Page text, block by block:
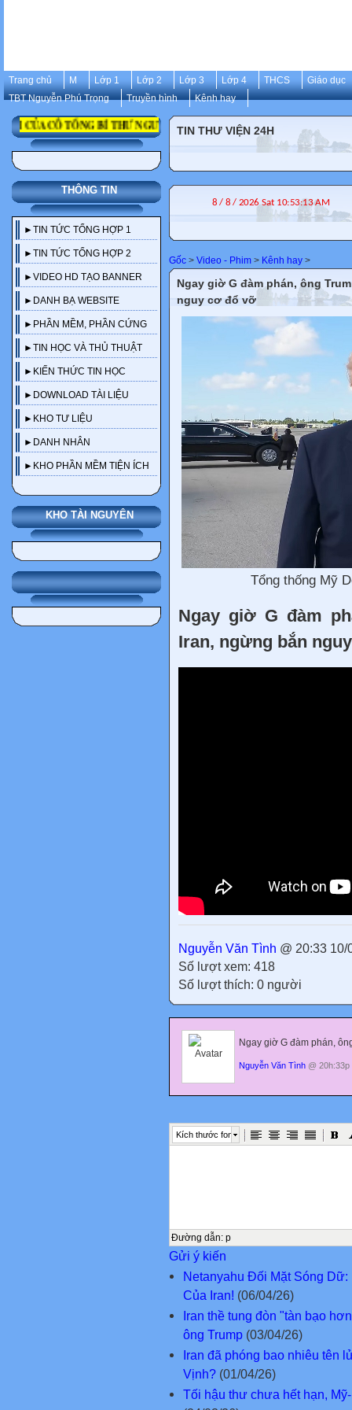
Trang chủ M Lớp 1 Lớp 2 Lớp 3 Lớp 4 THCS
Giáo dục
TBT Nguyễn Phú Trọng
Truyền hình Kênh hay
CỦA CỐ TỔNG BÍ THƯ NGUYỄN PHÚ TRỌNG
THÔNG TIN
►TIN TỨC TỔNG HỢP 1
►TIN TỨC TỔNG HỢP 2
►VIDEO HD TẠO BANNER
►DANH BẠ WEBSITE
►PHẦN MỀM, PHẦN CỨNG
►TIN HỌC VÀ THỦ THUẬT
►KIẾN THỨC TIN HỌC
►DOWNLOAD TÀI LIỆU
►KHO TƯ LIỆU
►DANH NHÂN
►KHO PHẦN MỀM TIỆN ÍCH
KHO TÀI NGUYÊN
TIN THƯ VIỆN 24H
Gốc > Video - Phim > Kênh hay >
Ngay giờ G đàm phán, ông
nguy cơ đổ vỡ
Tổng thống Mỹ
Ngay giờ G đàm
Iran, ngừng bắn
Nguyễn Văn Tình @ 20:33 10/
Số lượt xem: 418
Số lượt thích: 0 người
Ngay giờ G đàm phán,
Nguyễn Văn Tình @ 20h:33p
Kích thước font
Đường dẫn: p
Gửi ý kiến
Netanyahu Đối Mặt Sóng
Của Iran! (06/04/26)
Iran thề tung đòn "tàn bạo
ông Trump (03/04/26)
Iran đã phóng bao nhiêu tên
Vịnh? (01/04/26)
Tối hậu thư chưa hết hạn,